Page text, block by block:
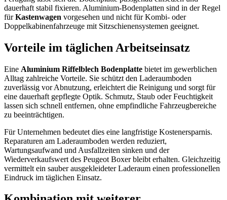
dauerhaft stabil fixieren. Aluminium-Bodenplatten sind in der Regel
fürKastenwagen vorgesehen und nicht für Kombi- oder
Doppelkabinenfahrzeuge mit Sitzschienensystemen geeignet.
Vorteile im täglichen Arbeitseinsatz
Eine Aluminium Riffelblech Bodenplatte bietet im gewerblichen
Alltag zahlreiche Vorteile. Sie schützt den Laderaumboden
zuverlässig vor Abnutzung, erleichtert die Reinigung und sorgt für
eine dauerhaft gepflegte Optik. Schmutz, Staub oder Feuchtigkeit
lassen sich schnell entfernen, ohne empfindliche Fahrzeugbereiche
zu beeinträchtigen.
Für Unternehmen bedeutet dies eine langfristige Kostenersparnis.
Reparaturen am Laderaumboden werden reduziert,
Wartungsaufwand und Ausfallzeiten sinken und der
Wiederverkaufswert des Peugeot Boxer bleibt erhalten. Gleichzeitig
vermittelt ein sauber ausgekleideter Laderaum einen professionellen
Eindruck im täglichen Einsatz.